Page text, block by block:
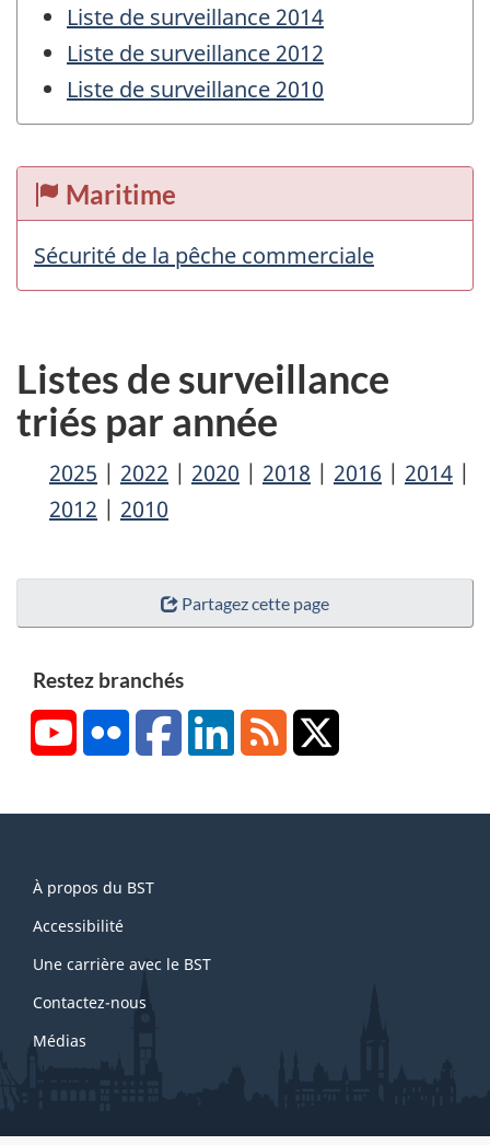
Liste de surveillance 2014
Liste de surveillance 2012
Liste de surveillance 2010
Maritime
Sécurité de la pêche commerciale
Listes de surveillance
triés par année
2025 2022 2020 2018 2016
2014
2012
2010
Partagez cette page
Restez branchés
YouTubeFlickr FacebookLinkedInRSS
this
site
À propos du BST
Accessibilité
Une carrière avec le BST
Contactez-nous
Médias